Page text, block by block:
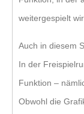
weitergespielt
Auch in diesem
In der
Funktion –
Obwohl die